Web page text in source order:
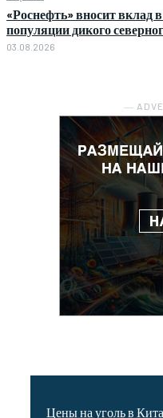
«Роснефть» вносит вклад
популяции дикого
03.08.2026
―
Цены на уголь в